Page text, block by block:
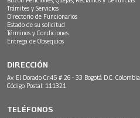
Trámites y Servicios
Directorio de Funcionarios
Estado de su solicitud
Términos y Condiciones
Entrega de Obsequios
DIRECCIÓN
Av. El Dorado Cr.45 # 26 - 33 Bogotá D.C. Colombia.
Código Postal: 111321
TELÉFONOS